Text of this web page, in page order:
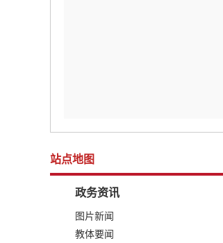
站点地图
政务资讯
图片新闻
教体要闻